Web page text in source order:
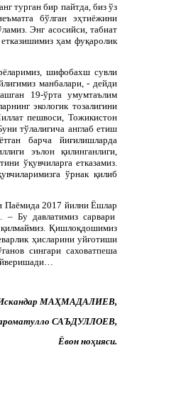
турган бир пайтда, биз ўз
бўлган эҳтиёжини
Энг асосийси, табиат
ҳам фуқаролик
шифобахш сувли
манбалари, - дейди
19-ўрта умумтаълим
экологик тозалигини
пешвоси, Тожикистон
тўлалигича англаб етиш
барча йиғилишларда
эълон қилинганлиги,
ўқувчиларга етказамиз.
ўрнак қилиб
Паёмида 2017 йилни Ёшлар
Бу давлатимиз сарвари
қилмаймиз. Қишлоқдошимиз
ҳисларини уйғотиши
сингари саховатпеша
МАҲМАДАЛИЕВ,
САЪДУЛЛОЕВ,
Ёвон ноҳияси.